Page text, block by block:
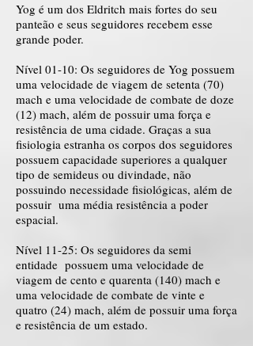
Yog é um dos Eldritch mais fortes do seu
panteão e seus seguidores recebem esse
grande poder.
Nível 01-10: Os seguidores de Yog possuem
uma velocidade de viagem de setenta (70)
mach e uma velocidade de combate de doze
(12) mach, além de possuir uma força e
resistência de uma cidade. Graças a sua
fisiologia estranha os corpos dos seguidores
possuem capacidade superiores a qualquer
tipo de semideus ou divindade, não
possuindo necessidade fisiológicas, além de
possuir uma média resistência a poder
espacial.
Nível 11-25: Os seguidores da semi
entidade possuem uma velocidade de
viagem de cento e quarenta (140) mach e
uma velocidade de combate de vinte e
quatro (24) mach, além de possuir uma força
e resistência de um estado.